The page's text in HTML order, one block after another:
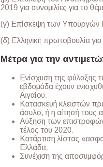
2019 για συνομιλίες για το
(γ) Επίσκεψη των Υπουργών
(δ) Ελληνική πρωτοβουλία
Μέτρα για την
Ενίσχυση της φύλαξης
εβδομάδα έχουν
Αιγαίου.
Κατασκευή κλειστών
άσυλο, ή η αίτησή τους
Αύξηση των
τέλος του 2020.
Κατάρτιση λίστας
Ελλάδα.
Συνέχιση της